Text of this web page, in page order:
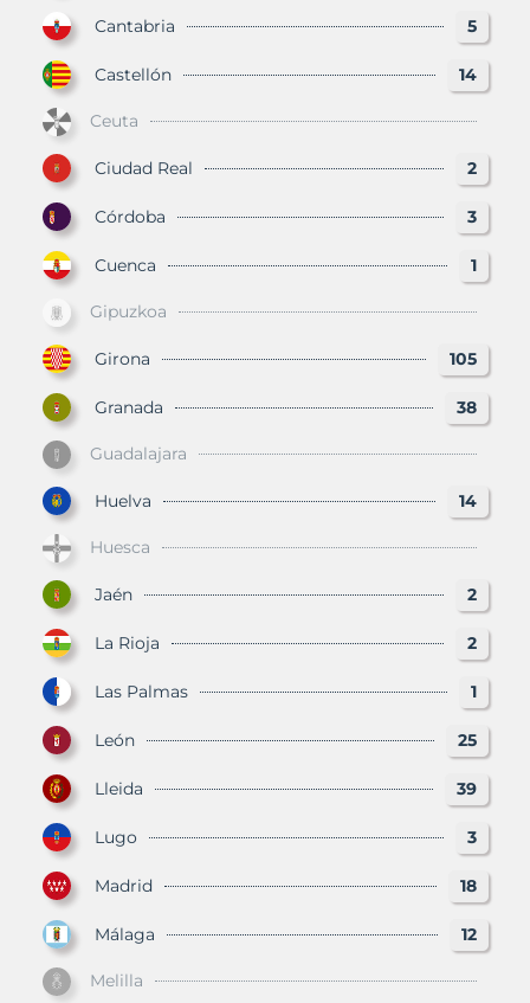
Cantabria 5
Castellón 14
Ceuta
Ciudad Real 2
Córdoba 3
Cuenca 1
Gipuzkoa
Girona 105
Granada 38
Guadalajara
Huelva 14
Huesca
Jaén 2
La Rioja 2
Las Palmas 1
León 25
Lleida 39
Lugo 3
Madrid 18
Málaga 12
Melilla